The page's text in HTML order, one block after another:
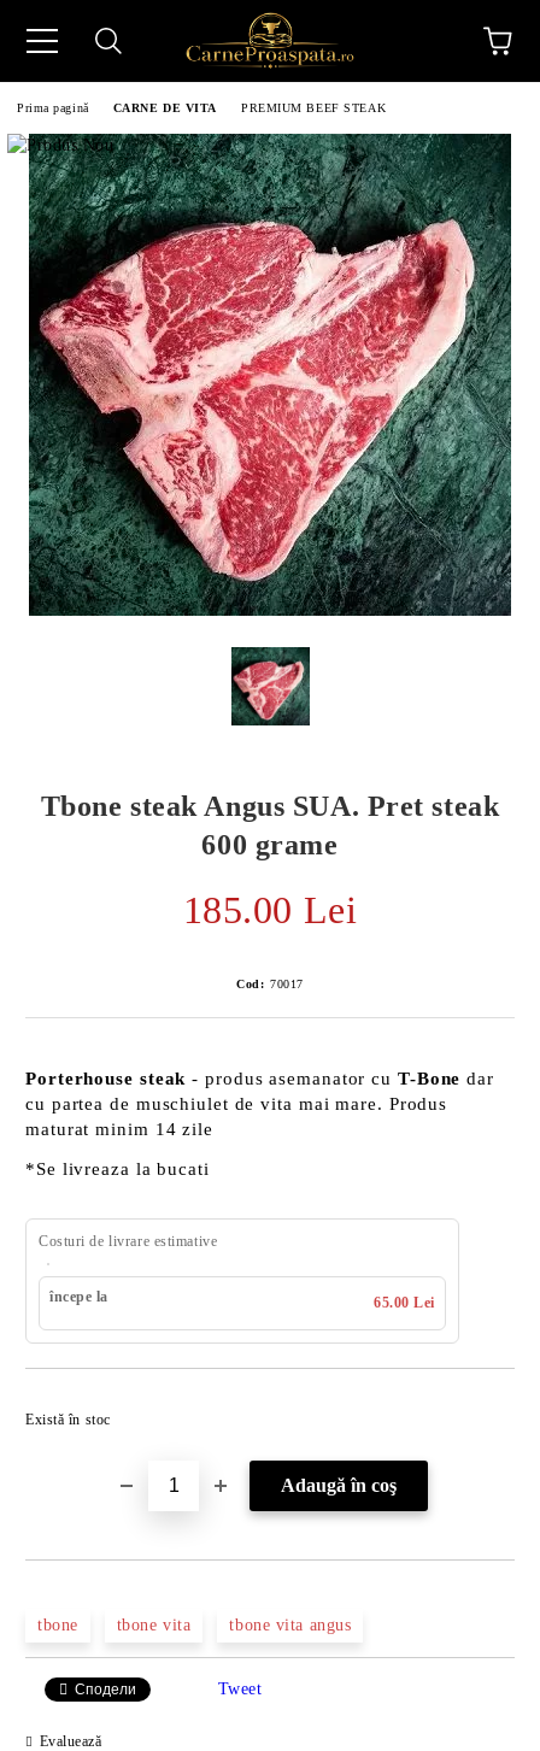
Prima pagină CARNE DE VITA PREMIUM BEEF STEAK
Tbone steak Angus SUA. Pret steak
600 grame
185.00 Lei
Cod: 70017
Porterhouse steak - produs asemanator cu T-Bone dar
cu partea de muschiulet de vita mai mare. Produs
maturat minim 14 zile
*Se livreaza la bucati
Costuri de livrare estimative
începe la 65.00 Lei
Există în stoc
tbone tbone vita tbone vita angus
Сподели Tweet
Evaluează